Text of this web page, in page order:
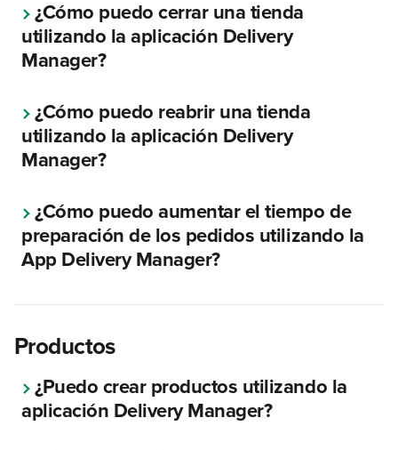
¿Cómo puedo cerrar una tienda
utilizando la aplicación Delivery
Manager?
¿Cómo puedo reabrir una tienda
utilizando la aplicación Delivery
Manager?
¿Cómo puedo aumentar el tiempo de
preparación de los pedidos utilizando la
App Delivery Manager?
Productos
¿Puedo crear productos utilizando la
aplicación Delivery Manager?